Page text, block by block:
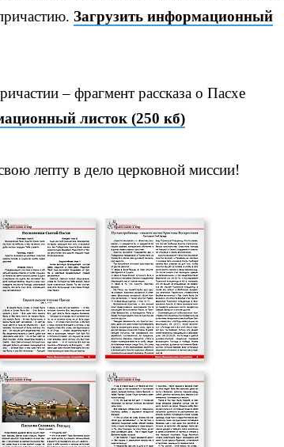
Загрузить информационный
– фрагмент рассказа о Пасхе
листок (250 кб)
лепту в дело церковной миссии!